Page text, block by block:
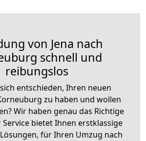
von Jena nach
schnell und
reibungslos
entschieden, Ihren neuen
zu haben und wollen
Wir haben genau das Richtige
Service bietet Ihnen erstklassige
für Ihren Umzug nach